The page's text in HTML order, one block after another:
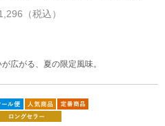
（税込）
広がる、夏の限定風味。